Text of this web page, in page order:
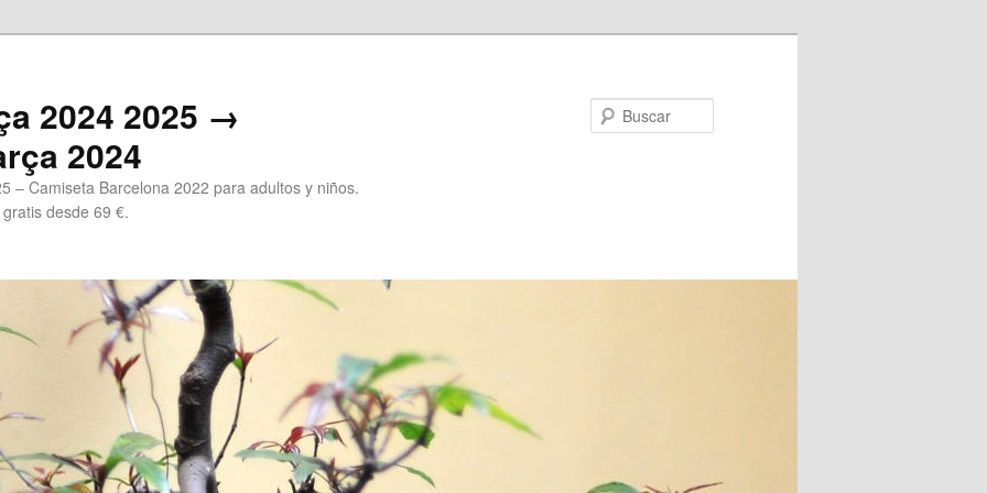
2024 2025 →
2024
– Camiseta Barcelona 2022 para adultos y niños.
desde 69 €.